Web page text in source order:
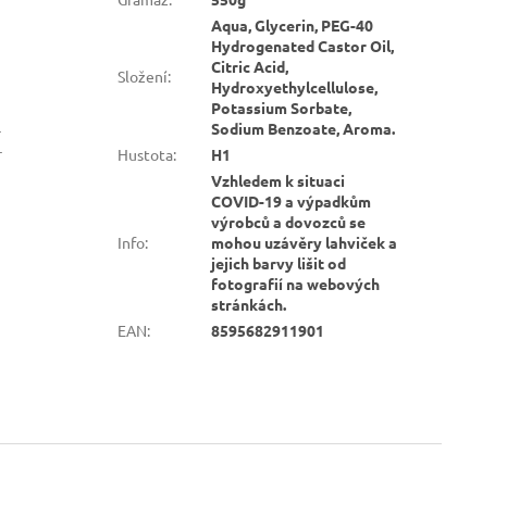
Složení:
Aqua, Glycerin, PEG-40
Hydrogenated Castor Oil,
Citric Acid,
Hydroxyethylcellulose,
Potassium Sorbate,
Sodium Benzoate, Aroma.
Hustota: H1
Info:
Vzhledem k situaci
COVID-19 a výpadkům
výrobců a dovozců se
mohou uzávěry lahviček a
jejich barvy lišit od
fotografií na webových
stránkách.
EAN: 8595682911901